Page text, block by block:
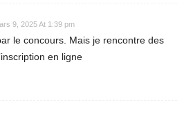
9, 2025 At 1:39 pm
le concours. Mais je rencontre des
en ligne